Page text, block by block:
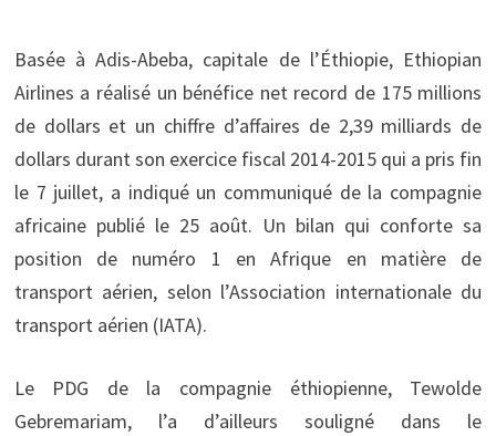
Basée à Adis-Abeba, capitale de l’Éthiopie, Ethiopian
Airlines a réalisé un bénéfice net record de 175 millions
de dollars et un chiffre d’affaires de 2,39 milliards de
dollars durant son exercice fiscal 2014-2015 qui a pris fin
le 7 juillet, a indiqué un communiqué de la compagnie
africaine publié le 25 août. Un bilan qui conforte sa
position de numéro 1 en Afrique en matière de
transport aérien, selon l’Association internationale du
transport aérien (IATA).
Le PDG de la compagnie éthiopienne, Tewolde
Gebremariam, l’a d’ailleurs souligné dans le